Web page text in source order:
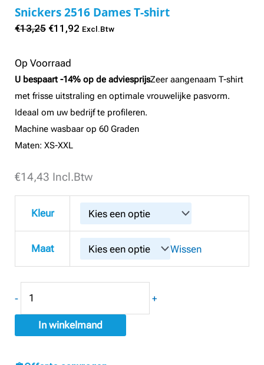
Snickers 2516 Dames T-shirt
€13,25 Oorspronkelijke
was:
€13,25.
€11,92 Huidige
€11,92.
Excl.Btw
Op Voorraad
U bespaart -14% op de adviesprijsZeer aangenaam T-shirt
met frisse uitstraling en optimale vrouwelijke pasvorm.
Ideaal om uw bedrijf te profileren.
Machine wasbaar op 60 Graden
Maten: XS-XXL
€14,43 Incl.Btw
Kleur
Maat Wissen
-
Snickers
2516
Dames
shirt
+
In winkelmand